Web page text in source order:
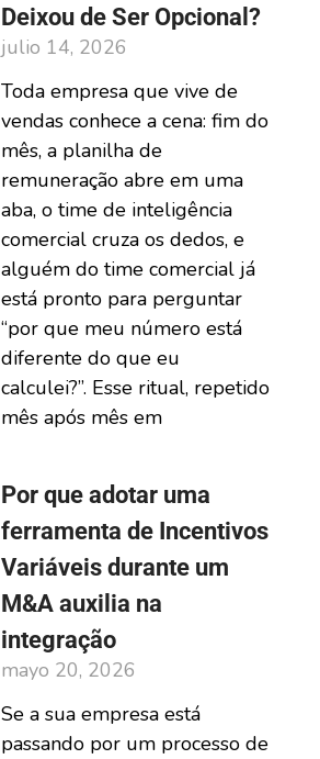
Deixou de Ser Opcional?
julio 14, 2026
Toda empresa que vive de
vendas conhece a cena: fim do
mês, a planilha de
remuneração abre em uma
aba, o time de inteligência
comercial cruza os dedos, e
alguém do time comercial já
está pronto para perguntar
“por que meu número está
diferente do que eu
calculei?”. Esse ritual, repetido
mês após mês em
Por que adotar uma
ferramenta de Incentivos
Variáveis durante um
M&A auxilia na
integração
mayo 20, 2026
Se a sua empresa está
passando por um processo de